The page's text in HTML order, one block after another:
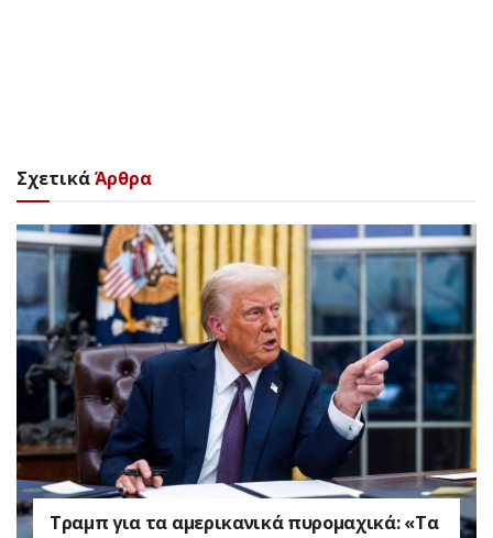
ΣχετικάΆρθρα
Τραμπ για τα αμερικανικά πυρομαχικά: «Τα